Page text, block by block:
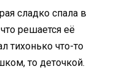
сладко спала в
решается её
тихонько что-то
то деточкой.